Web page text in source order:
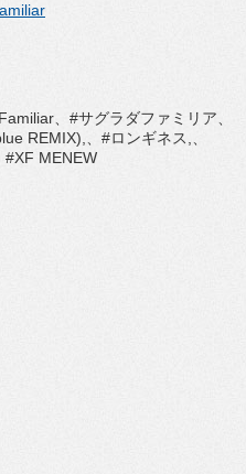
、#サグラダファミリア、
REMIX),、#ロンギネス,、
#XF MENEW